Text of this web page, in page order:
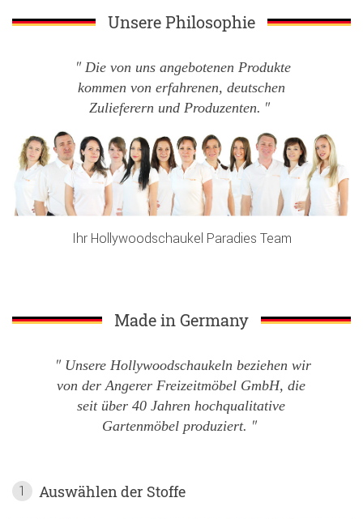
Unsere Philosophie
Die von uns angebotenen Produkte
kommen von erfahrenen, deutschen
Zulieferern und Produzenten.
Ihr Hollywoodschaukel Paradies Team
Made in Germany
Unsere Hollywoodschaukeln beziehen wir
von der Angerer Freizeitmöbel GmbH, die
seit über 40 Jahren hochqualitative
Gartenmöbel produziert.
1 Auswählen der Stoffe